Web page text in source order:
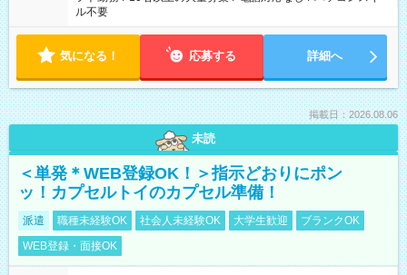
ル不要
気になる！ 応募する 詳細へ
掲載日：2026.08.06
未読
＜単発＊WEB登録OK！＞指示どおりにポン
ッ！カプセルトイのカプセル準備！
派遣 職種未経験OK 社会人未経験OK 大学生歓迎
ブランクOK
WEB登録・面接OK